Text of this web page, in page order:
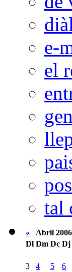
e-
el
tal
« Abril 2006
Dl Dm Dc Dj
3
4 5 6